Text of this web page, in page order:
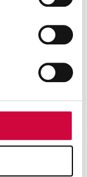
paikallinen